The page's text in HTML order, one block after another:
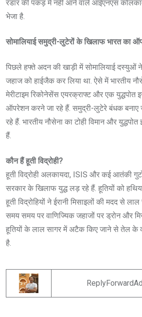
रडार की पकड़ में नहीं आने वाले आईएनएस
भेजा है.
सोमालियाई समुद्री-लुटेरों के खिलाफ भारत का
पिछले हफ्ते अदन की खाड़ी में सोमालियाई दस्युओं
जहाज को हाईजैक कर लिया था. ऐसे में भारतीय
मेरीटाइम रिकोनेसेंस एयरक्राफ्ट और एक
ऑपरेशन करने जा रहे हैं. समुद्री-लुटेरे बंधक बनाए
रहे हैं. भारतीय नौसेना का टोही विमान और
हैं.
कौन हैं हूती विद्रोही?
हूती विद्रोही अलकायदा, ISIS और कई आतंकी
सरकार के खिलाफ युद्ध लड़ रहे हैं. हूतियों को
हूती विद्रोहियों ने ईरानी मिसाइलों की मदद से
समय समय पर वाणिज्यिक जहाजों पर ड्रोन और
हूतियों के लाल सागर में अटैक किए जाने से तेल के
है.